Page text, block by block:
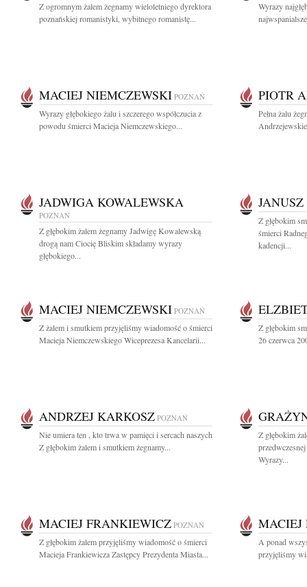
Z ogromnym żalem żegnamy wieloletniego dyrektora
poznańskiej romanistyki, wybitnego romanistę...
Wyrazy
MACIEJ NIEMCZEWSKI POZNAŃ
Wyrazy głębokiego żalu i szczerego współczucia z
powodu śmierci Macieja Niemczewskiego...
PIOTR
Pełna żalu
JADWIGA KOWALEWSKA
POZNAŃ
Z głębokim żalem żegnamy Jadwigę Kowalewską
drogą nam Ciocię Bliskim składamy wyrazy
głębokiego...
Z głębokim
śmierci
kadencji...
MACIEJ NIEMCZEWSKI POZNAŃ
Z żalem i smutkiem przyjęliśmy wiadomość o śmierci
Macieja Niemczewskiego Wiceprezesa Kancelarii...
Z głębokim
26 czerwca
ANDRZEJ KARKOSZ POZNAŃ
Nie umiera ten , kto trwa w pamięci i sercach naszych
Z głębokim żalem i smutkiem żegnamy...
Z głębokim
Wyrazy...
MACIEJ FRANKIEWICZ POZNAŃ
Z głębokim żalem przyjęliśmy wiadomość o śmierci
Macieja Frankiewicza Zastępcy Prezydenta Miasta...
MACIEJ
A ponad
przyjęliśmy